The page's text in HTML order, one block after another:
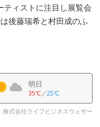
ィストに注目し展覧会
後藤瑞希と村田成のふ
明日
35℃／25℃
株式会社ライフビジネスウェザー